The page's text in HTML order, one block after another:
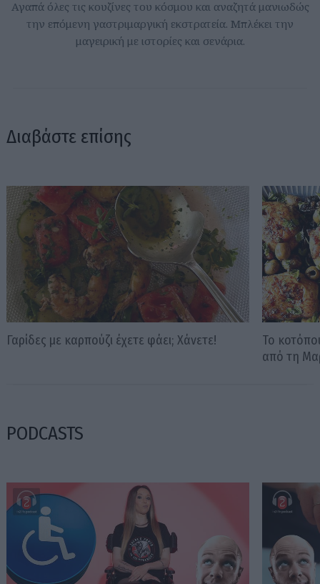
Αγαπά όλες τις κουζίνες του κόσμου και αναζητά μανιωδώς
την επόμενη γαστριμαργική εκστρατεία. Μπλέκει την
μαγειρική με ιστορίες και σενάρια.
Διαβάστε επίσης
Γαρίδες με καρπούζι έχετε φάει; Χάνετε!
Το
από τη
PODCASTS